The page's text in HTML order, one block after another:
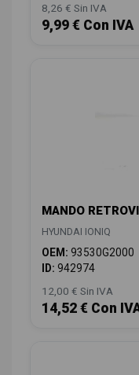
8,26 € Sin IVA
9,99 € Con IVA
MANDO
HYUNDAI IONIQ
OEM: 93530G2000
ID: 942974
12,00 € Sin IVA
14,52 € Con